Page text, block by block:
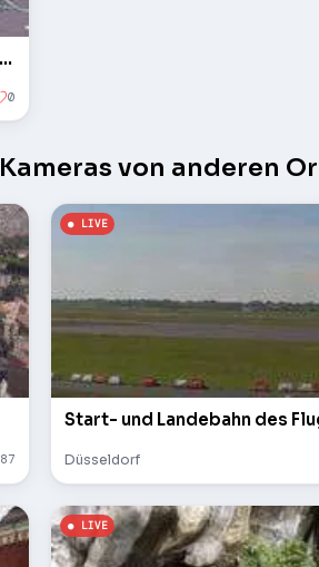
Monument ave. Kirov und Straße. Malygina
0
von anderen
Start- und Landebahn des
Düsseldorf